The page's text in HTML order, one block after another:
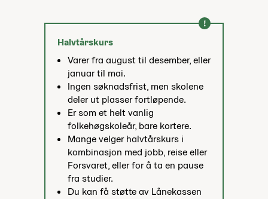
Halvtårskurs
Varer fra august til desember, eller
januar til mai.
Ingen søknadsfrist, men skolene
deler ut plasser fortløpende.
Er som et helt vanlig
folkehøgskoleår, bare kortere.
Mange velger halvtårskurs i
kombinasjon med jobb, reise eller
Forsvaret, eller for å ta en pause
fra studier.
Du kan få støtte av Lånekassen